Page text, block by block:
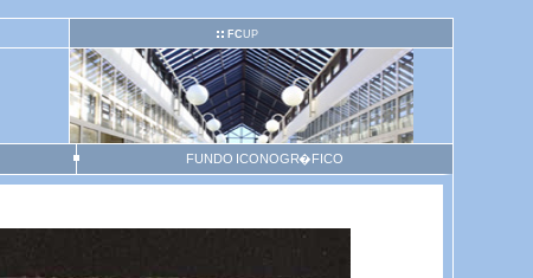
FCUP
FUNDO ICONOGR�FICO